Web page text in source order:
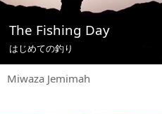
The Fishing Day
はじめての釣り
Miwaza Jemimah